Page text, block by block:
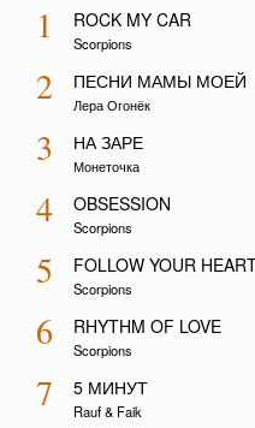
1 ROCK MY CAR
Scorpions
2 ПЕСНИ МАМЫ МОЕЙ
Лера Огонёк
3 НА ЗАРЕ
Монеточка
4 OBSESSION
Scorpions
5 FOLLOW YOUR
Scorpions
6 RHYTHM OF LOVE
Scorpions
7 5 МИНУТ
Rauf & Faik